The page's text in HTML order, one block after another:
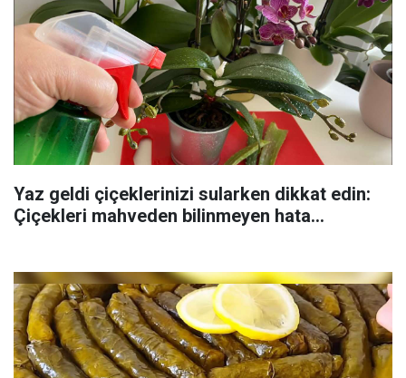
Yaz geldi çiçeklerinizi sularken dikkat edin:
Çiçekleri mahveden bilinmeyen hata...